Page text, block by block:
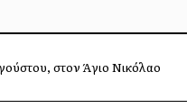
στον Άγιο Νικόλαο